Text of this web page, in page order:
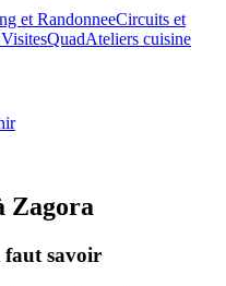
et RandonneeCircuits et
QuadAteliers cuisine
Zagora
savoir